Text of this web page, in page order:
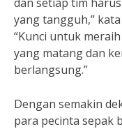
yang tangguh,”
“Kunci untuk
yang matang dan
berlangsung.”
Dengan semakin
para pecinta sepak